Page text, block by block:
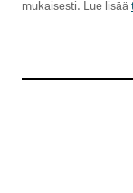
mukaisesti. Lue lisää